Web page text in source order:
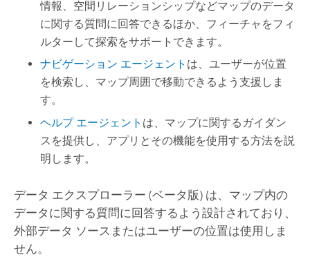
情報、空間リレーションシップなどマップのデータ
に関する質問に回答できるほか、フィーチャをフィ
ルターして探索をサポートできます。
ナビゲーション エージェント は、ユーザーが位置
を検索し、マップ周囲で移動できるよう支援しま
す。
ヘルプ エージェント は、マップに関するガイダン
スを提供し、アプリとその機能を使用する方法を説
明します。
データ エクスプローラー (ベータ版) は、マップ内の
データに関する質問に回答するよう設計されており、
外部データ ソースまたはユーザーの位置は使用しま
せん。